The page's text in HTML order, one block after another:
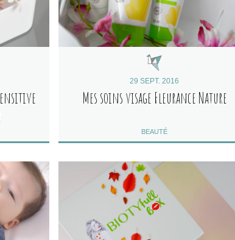
29 SEPT. 2016
Mes soins visage Fleurance Nature
BEAUTÉ